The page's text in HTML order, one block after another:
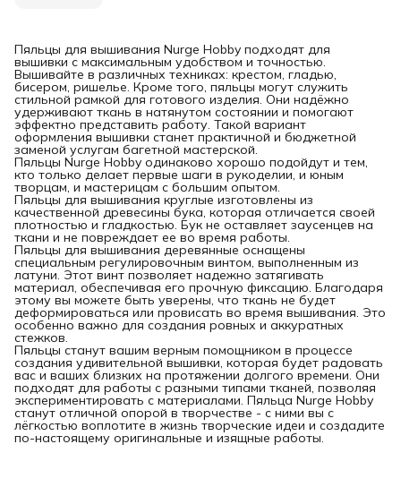
Пяльцы для вышивания Nurge Hobby подходят для
вышивки с максимальным удобством и точностью.
Вышивайте в различных техниках: крестом, гладью,
бисером, ришелье. Кроме того, пяльцы могут служить
стильной рамкой для готового изделия. Они надёжно
удерживают ткань в натянутом состоянии и помогают
эффектно представить работу. Такой вариант
оформления вышивки станет практичной и бюджетной
заменой услугам багетной мастерской.
Пяльцы Nurge Hobby одинаково хорошо подойдут и тем,
кто только делает первые шаги в рукоделии, и юным
творцам, и мастерицам с большим опытом.
Пяльцы для вышивания круглые изготовлены из
качественной древесины бука, которая отличается своей
плотностью и гладкостью. Бук не оставляет заусенцев на
ткани и не повреждает ее во время работы.
Пяльцы для вышивания деревянные оснащены
специальным регулировочным винтом, выполненным из
латуни. Этот винт позволяет надежно затягивать
материал, обеспечивая его прочную фиксацию. Благодаря
этому вы можете быть уверены, что ткань не будет
деформироваться или провисать во время вышивания. Это
особенно важно для создания ровных и аккуратных
стежков.
Пяльцы станут вашим верным помощником в процессе
создания удивительной вышивки, которая будет радовать
вас и ваших близких на протяжении долгого времени. Они
подходят для работы с разными типами тканей, позволяя
экспериментировать с материалами. Пяльца Nurge Hobby
станут отличной опорой в творчестве - с ними вы с
лёгкостью воплотите в жизнь творческие идеи и создадите
по-настоящему оригинальные и изящные работы.